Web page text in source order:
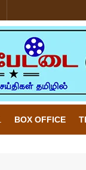
BOX OFFICE